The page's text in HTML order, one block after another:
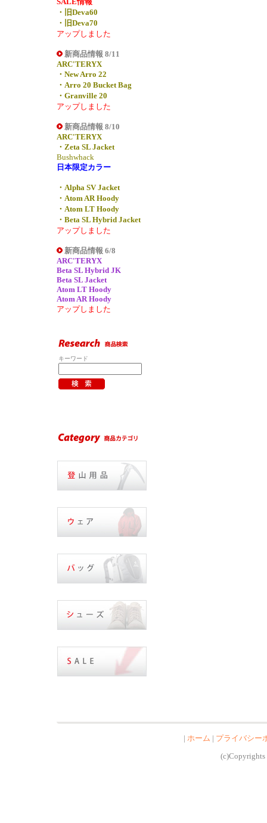
・旧Deva60
・旧Deva70
アップしました
新商品情報 8/11
ARC'TERYX
・New Arro 22
・Arro 20 Bucket Bag
・Granville 20
アップしました
新商品情報 8/10
ARC'TERYX
・Zeta SL Jacket
Bushwhack
日本限定カラー
・Alpha SV Jacket
・Atom AR Hoody
・Atom LT Hoody
・Beta SL Hybrid Jacket
アップしました
新商品情報 6/8
ARC'TERYX
Beta SL Hybrid JK
Beta SL Jacket
Atom LT Hoody
Atom AR Hoody
アップしました
キーワード
| ホーム | プライバシー
(c)Copyrights